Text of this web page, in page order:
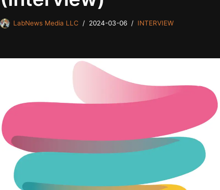
LabNews Media LLC 2024-03-06 INTERVIEW